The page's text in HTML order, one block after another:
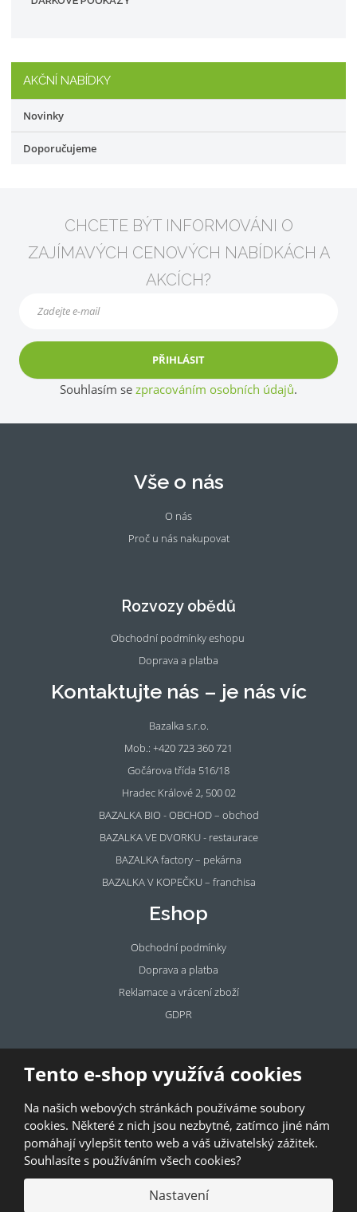
Tento e-shop využívá cookies
Na našich webových stránkách používáme soubory
cookies. Některé z nich jsou nezbytné, zatímco jiné nám
pomáhají vylepšit tento web a váš uživatelský zážitek.
Souhlasíte s používáním všech cookies?
Nastavení
AKČNÍ NABÍDKY
Novinky
Doporučujeme
CHCETE BÝT INFORMOVÁNI O
ZAJÍMAVÝCH CENOVÝCH NABÍDKÁCH A
AKCÍCH?
PŘIHLÁSIT
Souhlasím se zpracováním osobních údajů.
Vše o nás
O nás
Proč u nás nakupovat
k
m
Rozvozy obědů
Obchodní podmínky eshopu
Doprava a platba
Kontaktujte nás – je nás víc
Bazalka s.r.o.
Mob.: +420 723 360 721
Gočárova třída 516/18
Hradec Králové 2, 500 02
BAZALKA BIO - OBCHOD – obchod
BAZALKA VE DVORKU - restaurace
BAZALKA factory – pekárna
BAZALKA V KOPEČKU – franchisa
Eshop
Obchodní podmínky
Doprava a platba
Reklamace a vrácení zboží
GDPR
prostor
Pronajměte si prostory u BAZALKY!
© 2026, Bazalka s.r.o.
GDPR |Kontakty |Obchodní podmínky |Mapa stránek